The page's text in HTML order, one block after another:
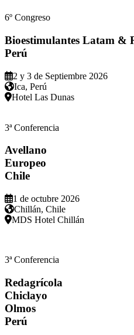
6º Congreso
Bioestimulantes Latam &
Perú
2 y 3 de Septiembre 2026
Ica, Perú
Hotel Las Dunas
3ª Conferencia
Avellano
Europeo
Chile
1 de octubre 2026
Chillán, Chile
MDS Hotel Chillán
3ª Conferencia
Redagrícola
Chiclayo
Olmos
Perú